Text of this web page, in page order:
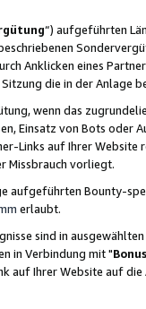
“) aufgeführten
Anklicken eines
die in der Anlage
wenn das
Einsatz von Bots oder
Links auf Ihrer
Missbrauch vorliegt.
aufgeführten Bounty-
erlaubt.
sind in
in Verbindung mit "
auf Ihrer Website auf